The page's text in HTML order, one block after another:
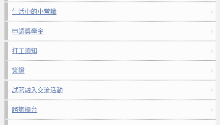
生活中的小常識
申請獎學金
打工須知
簽證
試著融入交流活動
諮詢櫃台